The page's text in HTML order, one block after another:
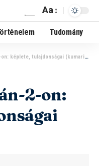
Aa
Tudomány
képlete, tulajdonságai (kumarin)
2-on: